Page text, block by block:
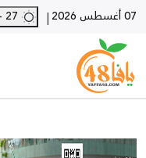
07 أغسطس 2026 |
أخبار محلية